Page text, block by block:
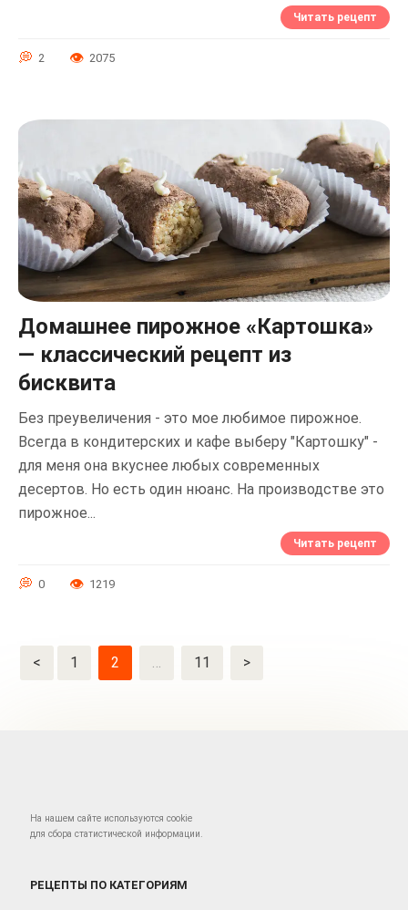
Читать рецепт
2 2075
Домашнее пирожное «Картошка»
— классический рецепт из
бисквита
Без преувеличения - это мое любимое пирожное.
Всегда в кондитерских и кафе выберу "Картошку" -
для меня она вкуснее любых современных
десертов. Но есть один нюанс. На производстве это
пирожное...
Читать рецепт
0 1219
Навигация
< 1 2 … 11 >
На нашем сайте используются cookie
для сбора статистической информации.
РЕЦЕПТЫ ПО КАТЕГОРИЯМ